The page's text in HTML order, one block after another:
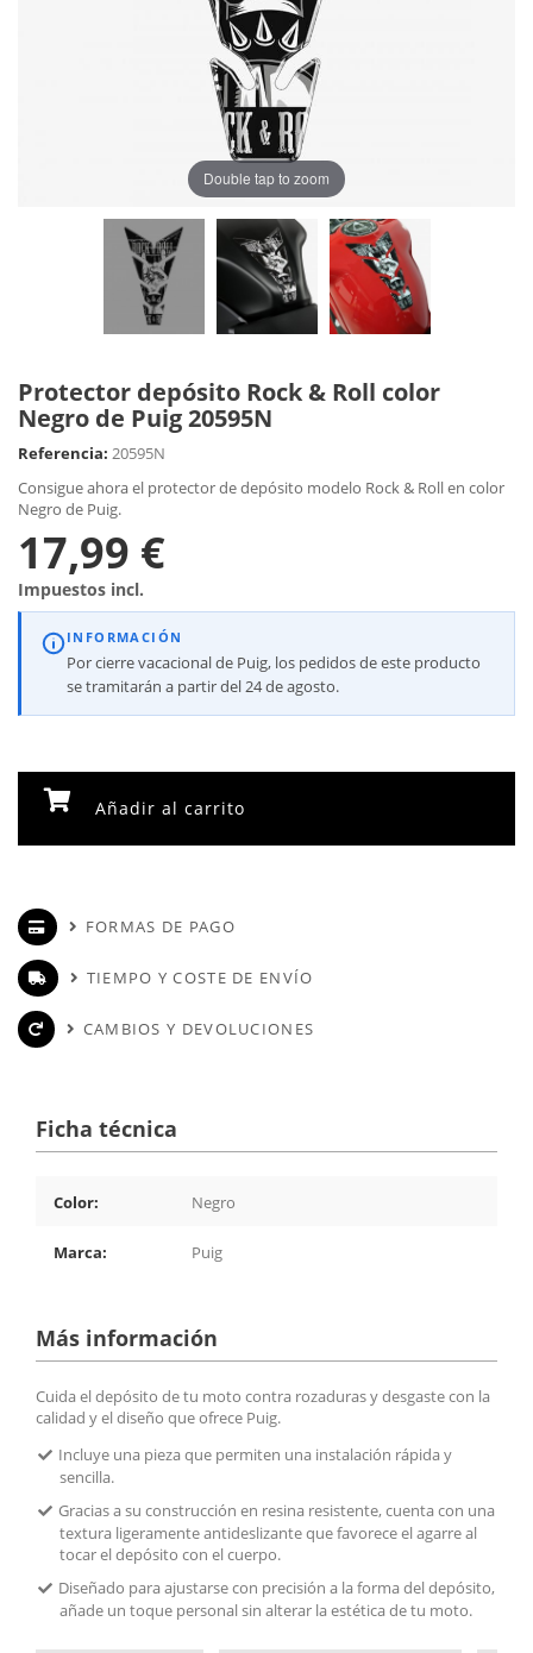
Double tap to zoom
Protector depósito Rock & Roll color
Negro de Puig 20595N
Referencia: 20595N
Consigue ahora el protector de depósito modelo Rock & Roll en color
Negro de Puig.
17,99 €
Impuestos incl.
INFORMACIÓN
Por cierre vacacional de Puig, los pedidos de este producto
se tramitarán a partir del 24 de agosto.
Añadir al carrito
FORMAS DE PAGO
TIEMPO Y COSTE DE ENVÍO
CAMBIOS Y DEVOLUCIONES
Ficha técnica
Color: Negro
Marca: Puig
Más información
Cuida el depósito de tu moto contra rozaduras y desgaste con la
calidad y el diseño que ofrece Puig.
Incluye una pieza que permiten una instalación rápida y
sencilla.
Gracias a su construcción en resina resistente, cuenta con una
textura ligeramente antideslizante que favorece el agarre al
tocar el depósito con el cuerpo.
Diseñado para ajustarse con precisión a la forma del depósito,
añade un toque personal sin alterar la estética de tu moto.